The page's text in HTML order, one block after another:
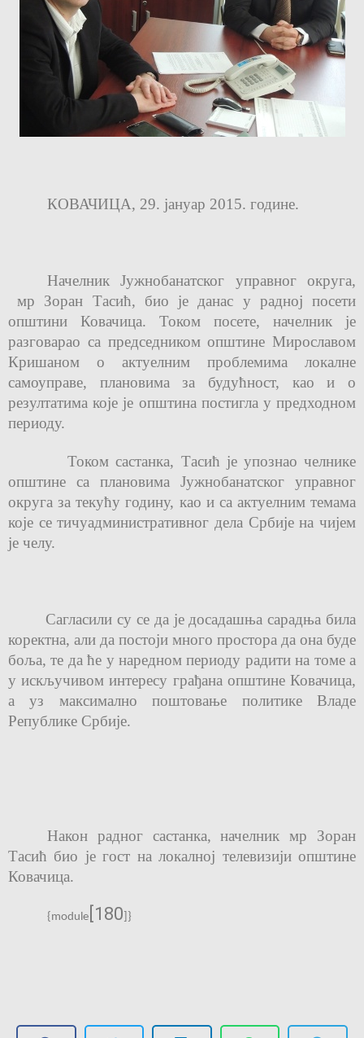
КОВАЧИЦА, 29. јануар 2015. године.
Начелник Јужнобанатског управног округа,
мр Зоран Тасић, био је данас у радној посети
општини Ковачица. Током посете, начелник је
разговарао са председником општине Мирославом
Кришаном о актуелним проблемима локалне
самоуправе, плановима за будућност, као и о
резултатима које је општина постигла у предходном
периоду.
Током састанка, Тасић је упознао челнике
општине са плановима Јужнобанатског управног
округа за текућу годину, као и са актуелним темама
које се тичуадминистративног дела Србије на чијем
је челу.
Сагласили су се да је досадашња сарадња била
коректна, али да постоји много простора да она буде
боља, те да ће у наредном периоду радити на томе а
у искључивом интересу грађана општине Ковачицa,
а уз максимално поштовање политике Владе
Републике Србије.
Након радног састанка, начелник мр Зоран
Тасић био је гост на локалној телевизији општине
Ковачица.
{module [180 }